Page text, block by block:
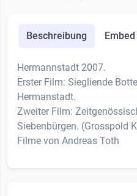
Beschreibung Embed
Hermannstadt 2007.
Erster Film: Siegliende
Hermanstadt.
Zweiter Film:
Siebenbürgen. (Grosspold
Filme von Andreas Toth